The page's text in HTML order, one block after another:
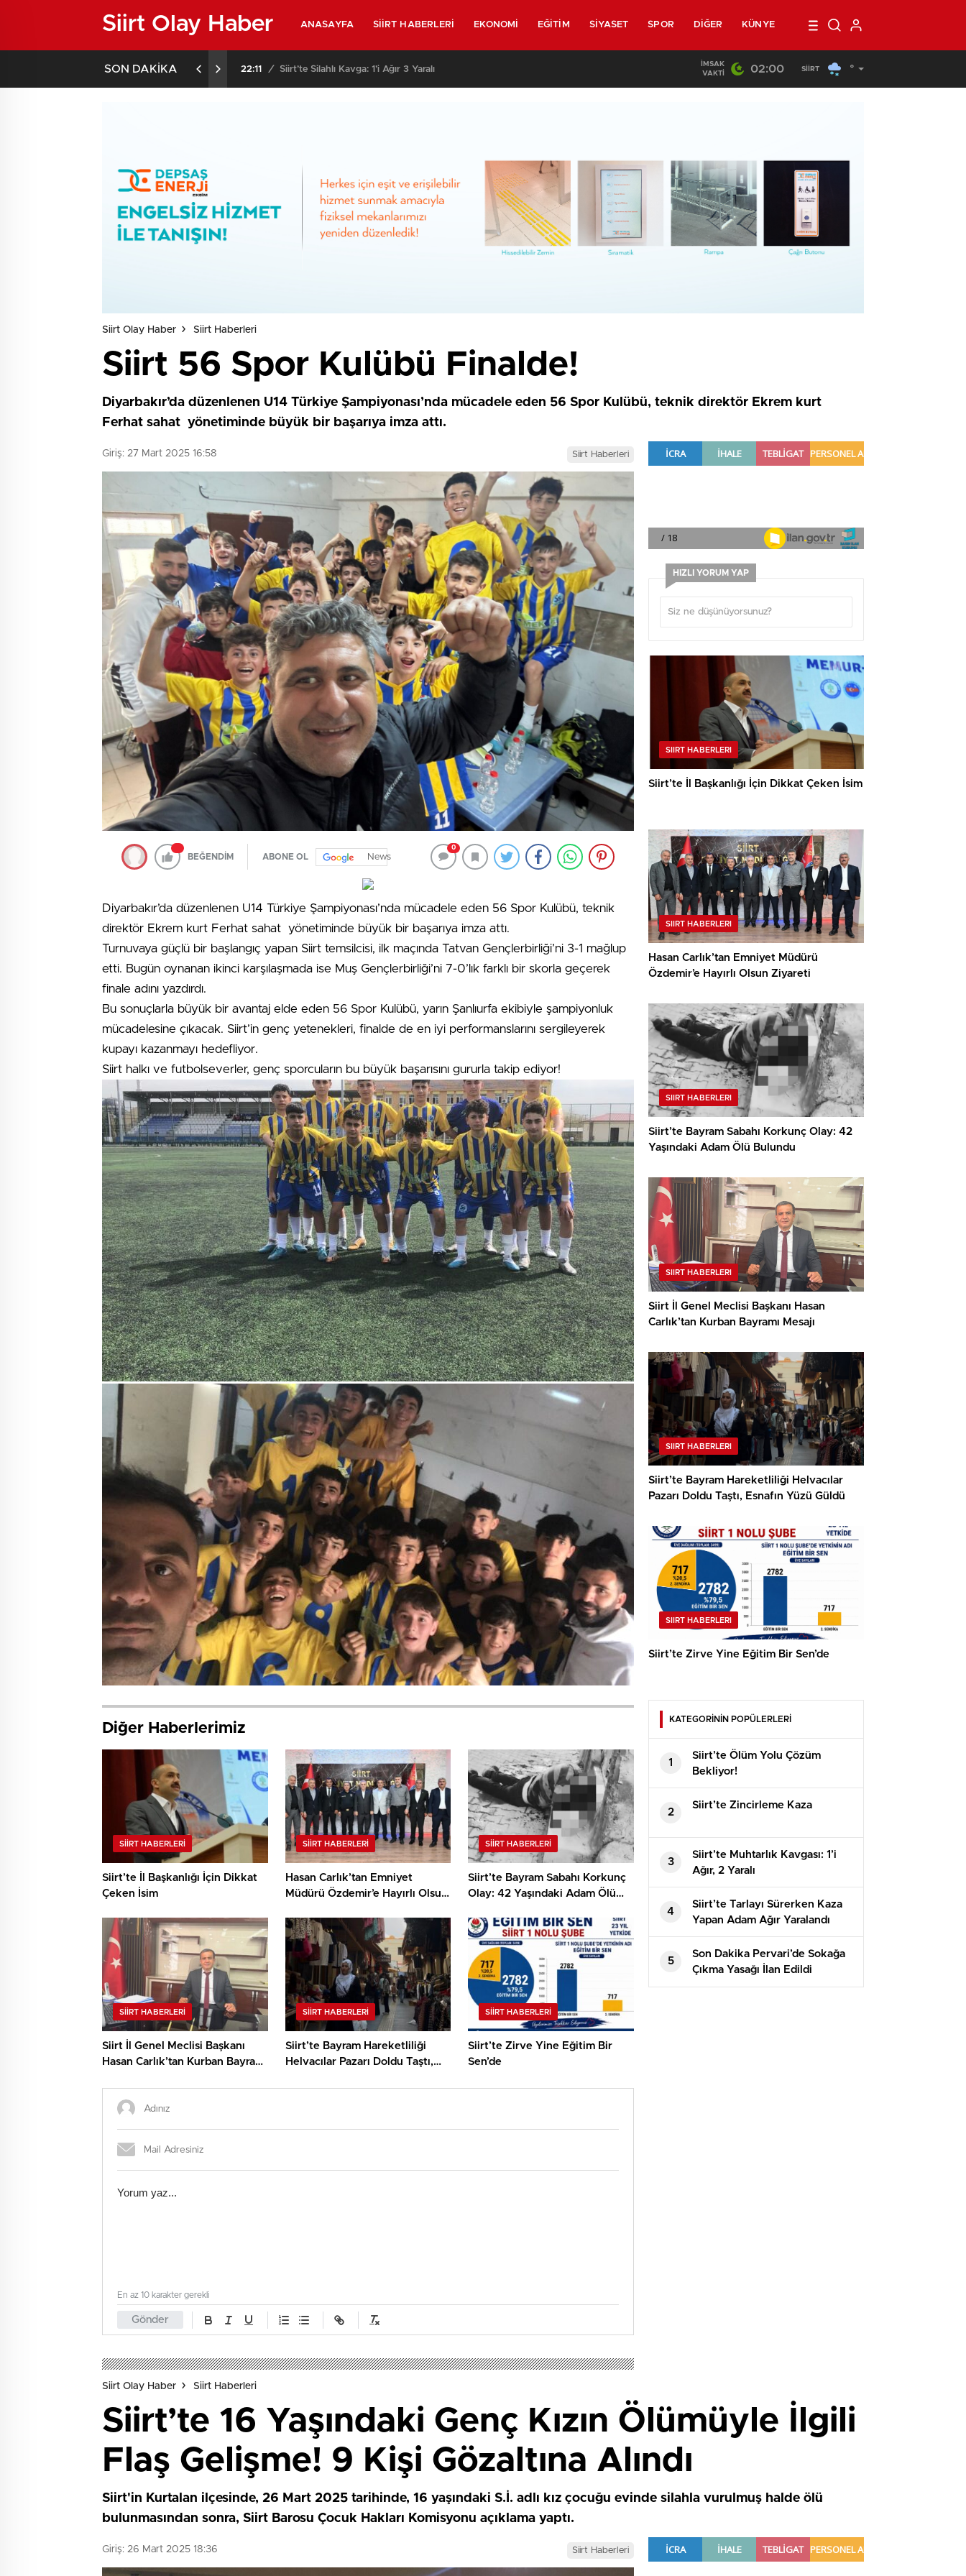
Siirt Olay Haber ANASAYFA SIIRT HABERLERI EKONOMI EĞITIM SIYASET SPOR DIĞER KÜNYE
SON DAKİKA
Gereği Yapıldı: 6 Gözaltı! 22:11 / Siirt’te Silahlı Kavga: 1’i Ağır 3 Yaralı 02:02 / Siirt’te Eve Saldırmak İsteyen Grubu Polis
İMSAK
VAKTI
02:00 SIIRT °
Siirt Olay Haber Siirt Haberleri
Siirt 56 Spor Kulübü Finalde!
Diyarbakır’da düzenlenen U14 Türkiye Şampiyonası’nda mücadele eden 56 Spor Kulübü, teknik direktör Ekrem kurt
Ferhat sahat yönetiminde büyük bir başarıya imza attı.
Giriş: 27 Mart 2025 16:58 Siirt Haberleri
BEĞENDİM ABONE OL News
0
Diyarbakır’da düzenlenen U14 Türkiye Şampiyonası’nda mücadele eden 56 Spor Kulübü, teknik
direktör Ekrem kurt Ferhat sahat yönetiminde büyük bir başarıya imza attı.
Turnuvaya güçlü bir başlangıç yapan Siirt temsilcisi, ilk maçında Tatvan Gençlerbirliği’ni 3-1 mağlup
etti. Bugün oynanan ikinci karşılaşmada ise Muş Gençlerbirliği’ni 7-0’lık farklı bir skorla geçerek
finale adını yazdırdı.
Bu sonuçlarla büyük bir avantaj elde eden 56 Spor Kulübü, yarın Şanlıurfa ekibiyle şampiyonluk
mücadelesine çıkacak. Siirt’in genç yetenekleri, finalde de en iyi performanslarını sergileyerek
kupayı kazanmayı hedefliyor.
Siirt halkı ve futbolseverler, genç sporcuların bu büyük başarısını gururla takip ediyor!
Diğer Haberlerimiz
SIIRT HABERLERI
Siirt’te İl Başkanlığı İçin Dikkat
Çeken İsim
SIIRT HABERLERI
Hasan Carlık’tan Emniyet
Müdürü Özdemir’e Hayırlı Olsun
SIIRT HABERLERI
Siirt’te Bayram Sabahı Korkunç
Olay: 42 Yaşındaki Adam Ölü
SIIRT HABERLERI
Siirt İl Genel Meclisi Başkanı
Hasan Carlık’tan Kurban Bayramı
SIIRT HABERLERI
Siirt’te Bayram Hareketliliği
Helvacılar Pazarı Doldu Taştı,
SIIRT HABERLERI
Siirt’te Zirve Yine Eğitim Bir
Sen’de
Gönder
En az 10 karakter gerekli
HIZLI YORUM YAP
SIIRT HABERLERI
Siirt’te İl Başkanlığı İçin Dikkat Çeken İsim
SIIRT HABERLERI
Hasan Carlık’tan Emniyet Müdürü
Özdemir’e Hayırlı Olsun Ziyareti
SIIRT HABERLERI
Siirt’te Bayram Sabahı Korkunç Olay: 42
Yaşındaki Adam Ölü Bulundu
SIIRT HABERLERI
Siirt İl Genel Meclisi Başkanı Hasan
Carlık’tan Kurban Bayramı Mesajı
SIIRT HABERLERI
Siirt’te Bayram Hareketliliği Helvacılar
Pazarı Doldu Taştı, Esnafın Yüzü Güldü
SIIRT HABERLERI
Siirt’te Zirve Yine Eğitim Bir Sen’de
KATEGORİNİN POPÜLERLERİ
1
Siirt’te Ölüm Yolu Çözüm
Bekliyor!
2
Siirt’te Zincirleme Kaza
3
Siirt’te Muhtarlık Kavgası: 1’i
Ağır, 2 Yaralı
4
Siirt’te Tarlayı Sürerken Kaza
Yapan Adam Ağır Yaralandı
5
Son Dakika Pervari’de Sokağa
Çıkma Yasağı İlan Edildi
Siirt Olay Haber Siirt Haberleri
Siirt’te 16 Yaşındaki Genç Kızın Ölümüyle İlgili
Flaş Gelişme! 9 Kişi Gözaltına Alındı
Siirt'in Kurtalan ilçesinde, 26 Mart 2025 tarihinde, 16 yaşındaki S.İ. adlı kız çocuğu evinde silahla vurulmuş halde ölü
bulunmasından sonra, Siirt Barosu Çocuk Hakları Komisyonu açıklama yaptı.
Giriş: 26 Mart 2025 18:36 Siirt Haberleri